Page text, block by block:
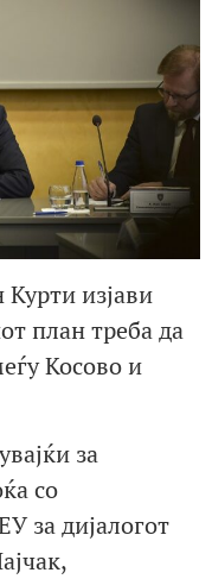
изјави
план треба да
Косово и
за
со
за дијалогот